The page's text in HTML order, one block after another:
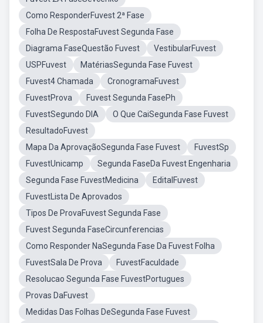
Como ResponderFuvest 2ª Fase
Folha De RespostaFuvest Segunda Fase
Diagrama FaseQuestão Fuvest
VestibularFuvest
USPFuvest
MatériasSegunda Fase Fuvest
Fuvest4 Chamada
CronogramaFuvest
FuvestProva
Fuvest Segunda FasePh
FuvestSegundo DIA
O Que CaiSegunda Fase Fuvest
ResultadoFuvest
Mapa Da AprovaçãoSegunda Fase Fuvest
FuvestSp
FuvestUnicamp
Segunda FaseDa Fuvest Engenharia
Segunda Fase FuvestMedicina
EditalFuvest
FuvestLista De Aprovados
Tipos De ProvaFuvest Segunda Fase
Fuvest Segunda FaseCircunferencias
Como Responder NaSegunda Fase Da Fuvest Folha
FuvestSala De Prova
FuvestFaculdade
Resolucao Segunda Fase FuvestPortugues
Provas DaFuvest
Medidas Das Folhas DeSegunda Fase Fuvest